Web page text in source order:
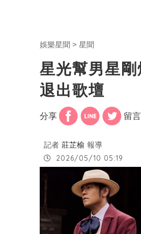
娛樂星聞 星聞
星光幫男星
退出歌壇
分享 留言
記者 莊芷榆 報導
2026/05/10 05:19